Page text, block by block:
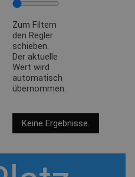
Zum Filtern
den Regler
schieben.
Der aktuelle
Wert wird
automatisch
übernommen.
Keine Ergebnisse.